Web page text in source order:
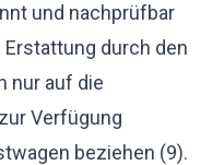
und nachprüfbar
durch den
nur auf die
Verfügung
beziehen (9).